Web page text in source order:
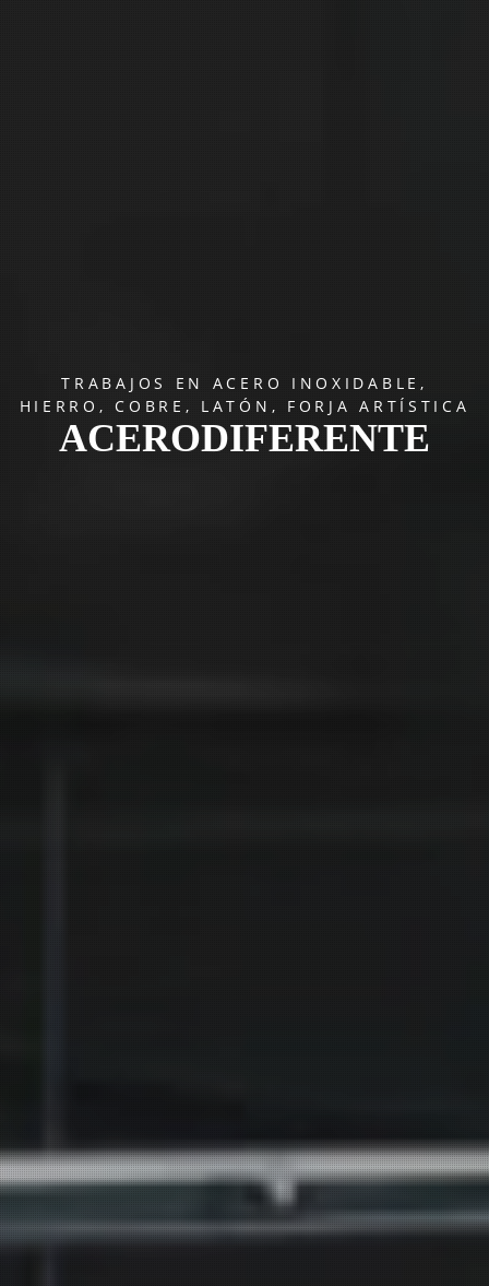
TRABAJOS EN ACERO INOXIDABLE,
HIERRO, COBRE, LATÓN, FORJA ARTÍSTICA
ACERODIFERENTE